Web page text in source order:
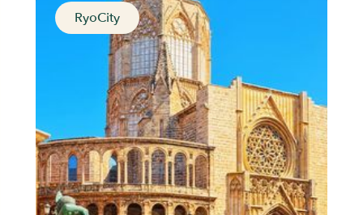
The landscape of light
Madrid, Spain
Distance
Durée
Audios Parcours
RyoCity